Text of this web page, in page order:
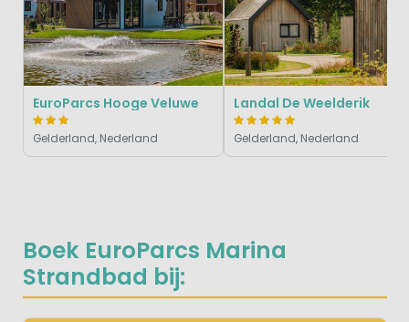
Boek EuroParcs Marina
Strandbad bij:
EuroParcs Hooge Veluwe
Gelderland, Nederland
Landal De Weelderik
Gelderland, Nederland